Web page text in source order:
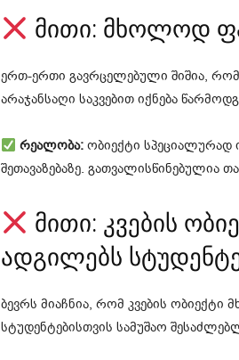
მითი: მხოლოდ
ერთ-ერთი გავრცელებული შიშია,
არაჯანსაღი საკვებით იქნება
რეალობა: ობიექტი სპეციალურად
შეთავაზებაზე. გათვალისწინებულია
მითი: კვების
ადგილებს
ბევრს მიაჩნია, რომ კვების
სტუდენტებისთვის სამუშაო